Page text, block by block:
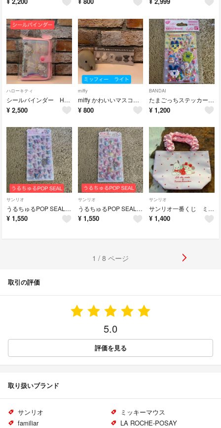
ハローキティ
シールバインダー Hello Kitty
¥ 2,500
miffy
miffy かわいいマスコットライト ゾウ
¥ 800
BANDAI
たまごっちステッカー たまもりしーるリフィル
¥ 1,200
サンリオ
うるちゅるPOP SEAL クロミ&マイメロ
¥ 1,550
サンリオ
うるちゅるPOP SEAL キティー&マイメロ&キキ&ララ
¥ 1,550
サンリオ
サンリオ一番くじ ミニトート
¥ 1,400
1 / 8 ページ
取引の評価
5.0
評価を見る
取り扱いブランド
サンリオ
ミッキーマウス
familiar
LA ROCHE-POSAY